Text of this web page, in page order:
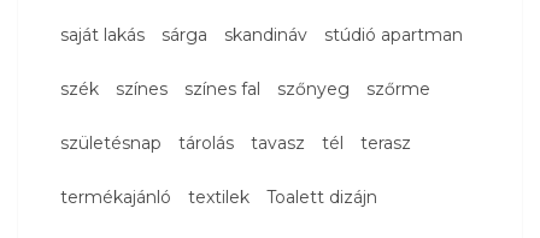
saját lakás sárga skandináv stúdió apartman
szék színes színes fal szőnyeg szőrme
születésnap tárolás tavasz tél terasz
termékajánló textilek Toalett dizájn